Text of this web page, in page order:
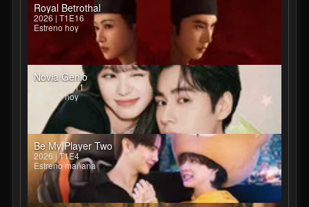
Royal Betrothal
2026 | T1E16
Estreno hoy
Novia Genio
2026 | T1E11
Estreno hoy
Be My Player Two
2026 | T1E4
Estreno mañana